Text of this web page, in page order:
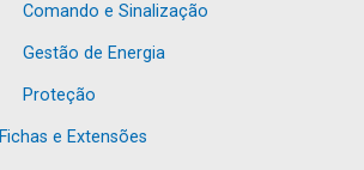
Comando e Sinalização
Gestão de Energia
Proteção
Fichas e Extensões